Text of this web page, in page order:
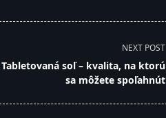
NEXT POST
Tabletovaná soľ – kvalita, na ktorú
sa môžete spoľahnúť